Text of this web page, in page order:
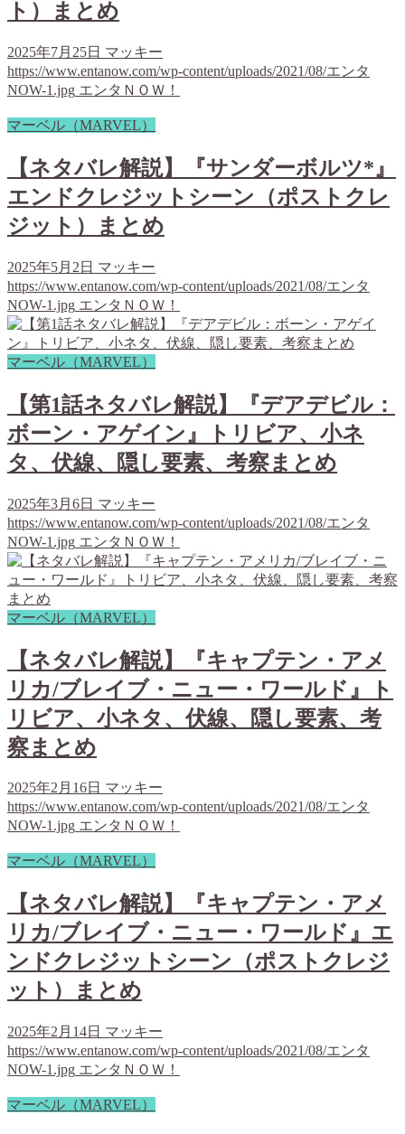
ト）まとめ
2025年7月25日 マッキー
https://www.entanow.com/wp-content/uploads/2021/08/エンタ
NOW-1.jpg エンタＮＯＷ！
マーベル（MARVEL）
【ネタバレ解説】『サンダーボルツ*』
エンドクレジットシーン（ポストクレ
ジット）まとめ
2025年5月2日 マッキー
https://www.entanow.com/wp-content/uploads/2021/08/エンタ
NOW-1.jpg エンタＮＯＷ！
マーベル（MARVEL）
【第1話ネタバレ解説】『デアデビル：
ボーン・アゲイン』トリビア、小ネ
タ、伏線、隠し要素、考察まとめ
2025年3月6日 マッキー
https://www.entanow.com/wp-content/uploads/2021/08/エンタ
NOW-1.jpg エンタＮＯＷ！
マーベル（MARVEL）
【ネタバレ解説】『キャプテン・アメ
リカ/ブレイブ・ニュー・ワールド』ト
リビア、小ネタ、伏線、隠し要素、考
察まとめ
2025年2月16日 マッキー
https://www.entanow.com/wp-content/uploads/2021/08/エンタ
NOW-1.jpg エンタＮＯＷ！
マーベル（MARVEL）
【ネタバレ解説】『キャプテン・アメ
リカ/ブレイブ・ニュー・ワールド』エ
ンドクレジットシーン（ポストクレジ
ット）まとめ
2025年2月14日 マッキー
https://www.entanow.com/wp-content/uploads/2021/08/エンタ
NOW-1.jpg エンタＮＯＷ！
マーベル（MARVEL）